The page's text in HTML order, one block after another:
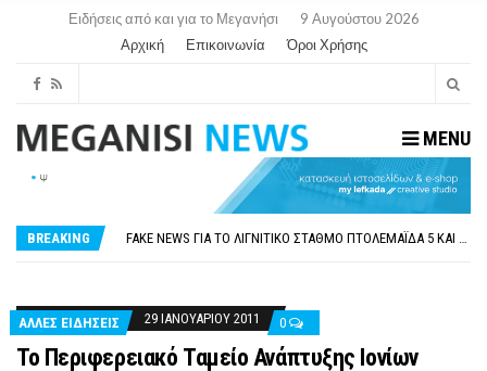
Ειδήσεις από και για το Μεγανήσι
9 Αυγούστου 2026
Αρχική
Επικοινωνία Όροι Χρήσης
MENU
BREAKING
ΠΑΡΑΙΤΉΘΗΚΕ Η ΑΝΤΙΔΉΜΑΡΧΟΣ ΠΟΛΙΤΙΣΜΟΎ ΜΕΓΑΝΗΣΊΟΥ Κ . ΕΥΑΓΓΕΛΊΑ ΜΕΛΆ. Η ΕΠΙΣΤΟΛΉ ΤΗΣ ΠΑΡΑΊΤΗΣΗΣ
FAKE NEWS ΓΙΑ ΤΟ ΛΙΓΝΙΤΙΚΌ ΣΤΑΘΜΌ ΠΤΟΛΕΜΑΪ́ΔΑ 5 ΚΑΙ ΤΗΝ ΕΝΕΡΓΕΙΑΚΉ ΑΣΦΆΛΕΙΑ ΤΗΣ ΧΏΡΑΣ
ΑΛΛΕΣ ΕΙΔΗΣΕΙΣ
29 ΙΑΝΟΥΑΡΊΟΥ 2011 0
Το Περιφερειακό Ταμείο Ανάπτυξης Ιονίων